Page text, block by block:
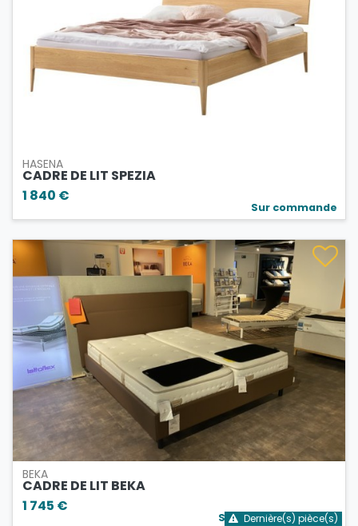
HASENA
CADRE DE LIT SPEZIA
1 840 €
Sur commande
BEKA
CADRE DE LIT BEKA
1 745 €
Stock bientôt épuisé
Dernière(s) pièce(s)